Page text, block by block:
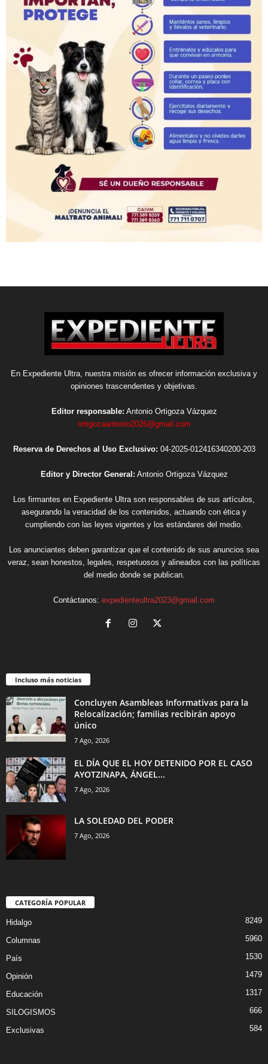
En Expediente Ultra, nuestra misión es ofrecer información exclusiva y
opiniones trascendentes y objetivas.
Editor responsable: Antonio Ortigoza Vázquez
ortigozaantonio2026@gmail.com
Reserva de Derechos al Uso Exclusivo: 04-2025-012416340200-203
Editor y Director General: Antonio Ortigoza Vázquez
Los firmantes en Expediente Ultra son responsables de sus artículos,
asegurando la veracidad de los contenidos, actuando con ética y
cumpliendo con las leyes vigentes y los estándares del medio.
Los anunciantes deben garantizar que el contenido de sus anuncios sea
veraz, sean honestos, legales, respetuosos y alineados con las políticas
del medio donde se publican.
Contáctanos: expedienteultra2023@gmail.com
Incluso más noticias
Concluyen Asambleas Informativas para la
Relocalización; familias recibirán apoyo
único
7 Ago, 2026
EL DÍA QUE EL HOY DETENIDO POR EL CASO
AYOTZINAPA, ÁNGEL...
7 Ago, 2026
LA SOLEDAD DEL PODER
7 Ago, 2026
CATEGORÍA POPULAR
Hidalgo 8249
Columnas 5960
País 1530
Opinión 1479
Educación 1317
SILOGISMOS 666
Exclusivas 584